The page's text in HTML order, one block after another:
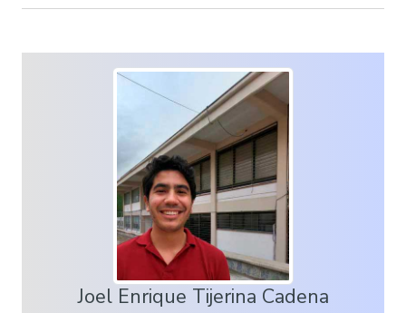
Joel Enrique Tijerina Cadena